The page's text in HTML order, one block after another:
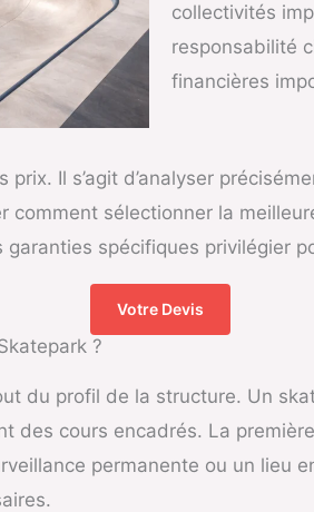
collectivités
responsabilité
financières
Il s’agit d’analyser
comment sélectionner la
spécifiques privilégier
Votre Devis
?
du profil de la structure. Un
des cours encadrés. La
permanente ou un lieu